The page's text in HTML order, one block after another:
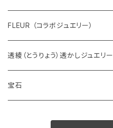
FLEUR （コラボジュエリー）
透綾（とうりょう）透かしジュエリー
宝石